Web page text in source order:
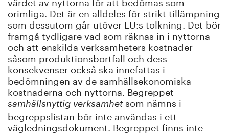
orimliga. Det är en alldeles för strikt tillämpning
som dessutom går utöver EU:s tolkning. Det bör
framgå tydligare vad som räknas in i nyttorna
och att enskilda verksamheters kostnader
såsom produktionsbortfall och dess
konsekvenser också ska innefattas i
bedömningen av de samhällsekonomiska
kostnaderna och nyttorna. Begreppet
samhällsnyttig verksamhetsom nämns i
begreppslistan bör inte användas i ett
vägledningsdokument. Begreppet finns inte